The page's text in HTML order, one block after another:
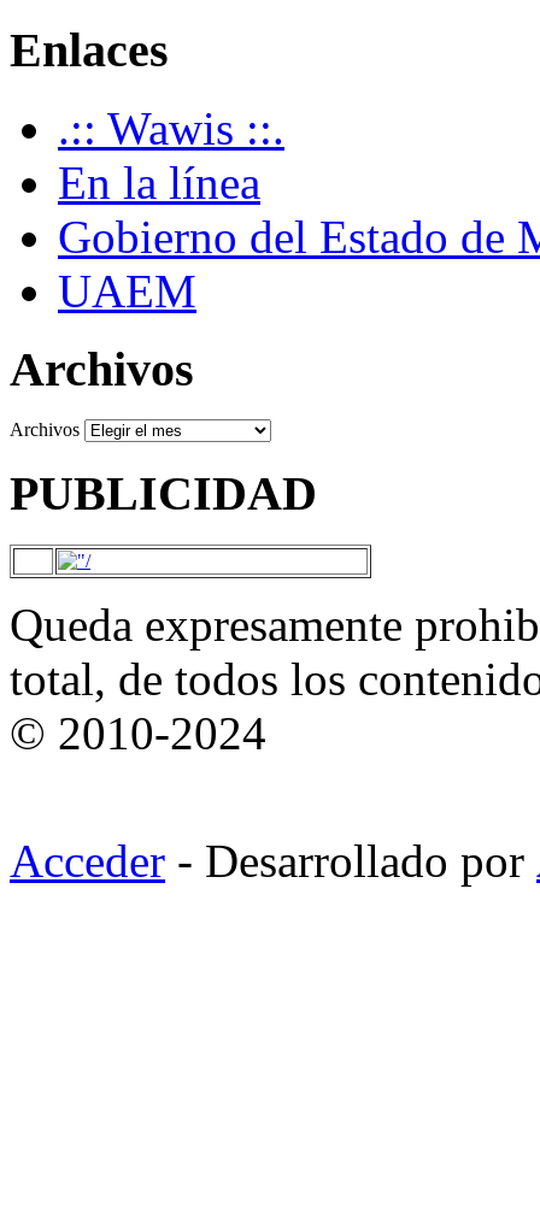
Enlaces
.:: Wawis ::.
En la línea
Gobierno del Estado de
UAEM
Archivos
Archivos
PUBLICIDAD
Queda expresamente
total, de todos los
© 2010-2024
Acceder - Desarrollado por